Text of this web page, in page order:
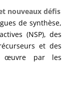
nouveaux défis
de synthèse,
(NSP), des
et des
œuvre par les